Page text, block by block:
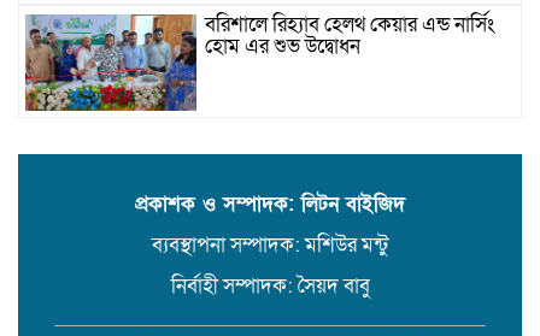
বরিশালে রিহ্যাব হেলথ কেয়ার এন্ড নার্সিং
হোম এর শুভ উদ্বোধন
ব্যবসায়ী গ্রেফতার
উজিরপুরে গাজা সেবী আর এক গাজা
সেবীর ১৪ বছরে কিশোরী কন্যাকে বিয়ে,
এলাকায় তোলপাড়
প্রকাশক ও সম্পাদক: লিটন বাইজিদ
ব্যবস্থাপনা সম্পাদক: মশিউর মন্টু
নির্বাহী সম্পাদক: সৈয়দ বাবু